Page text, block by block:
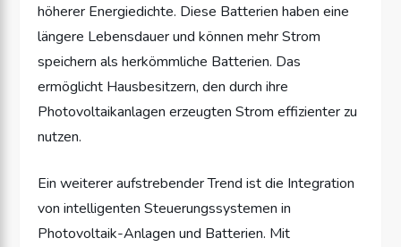
höherer Energiedichte. Diese Batterien haben eine
längere Lebensdauer und können mehr Strom
speichern als herkömmliche Batterien. Das
ermöglicht Hausbesitzern, den durch ihre
Photovoltaikanlagen erzeugten Strom effizienter zu
nutzen.
Ein weiterer aufstrebender Trend ist die Integration
von intelligenten Steuerungssystemen in
Photovoltaik-Anlagen und Batterien. Mit